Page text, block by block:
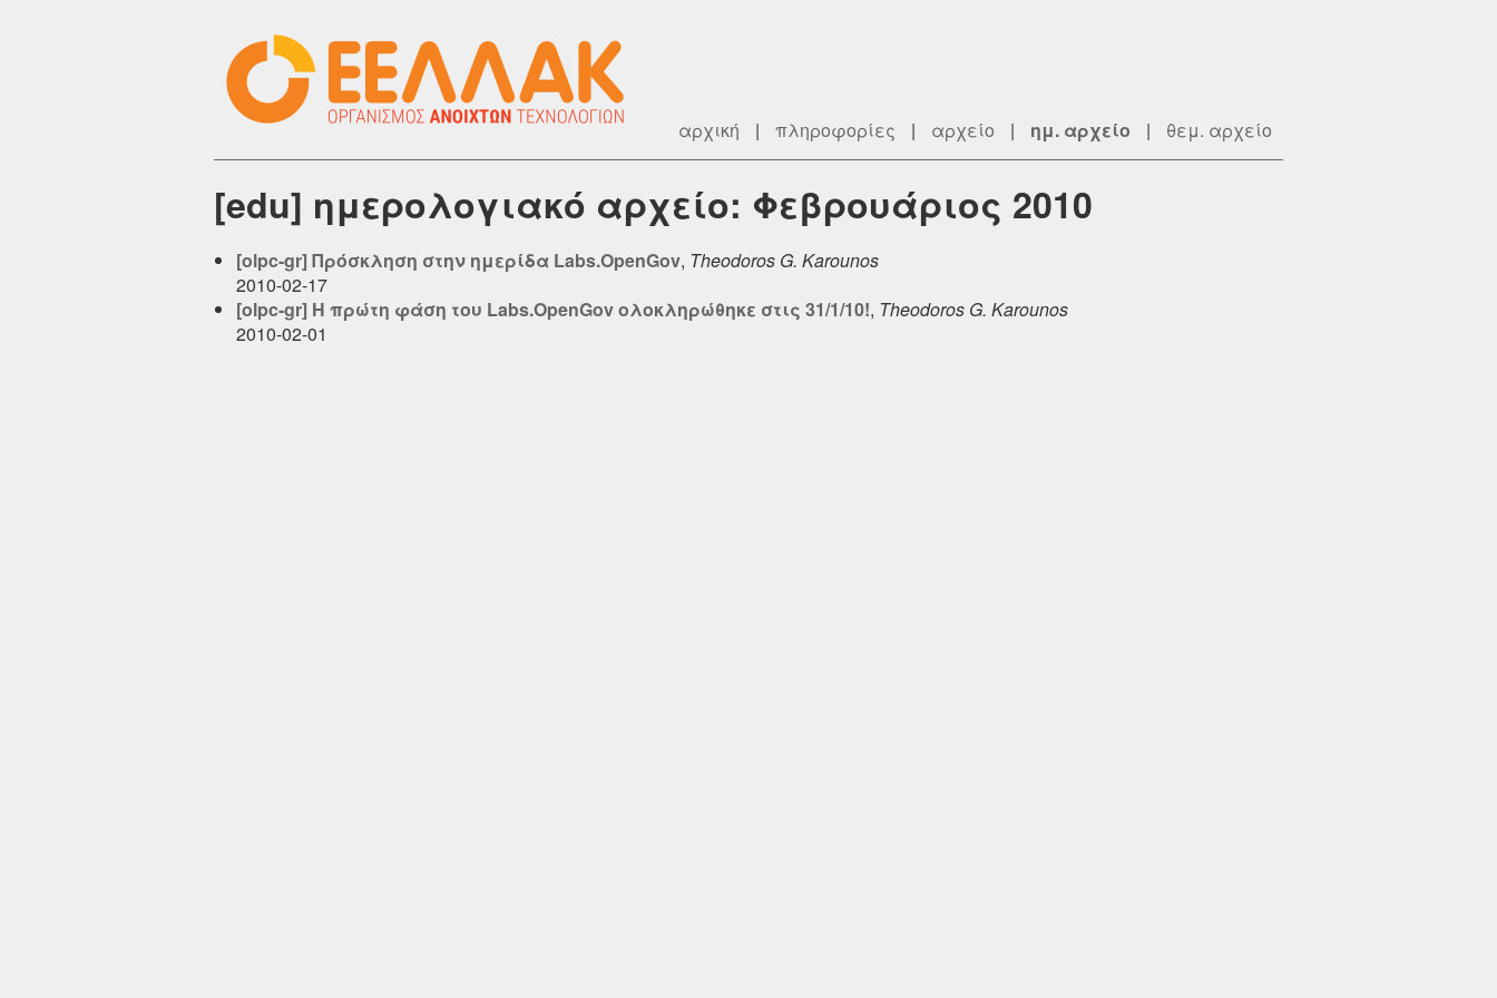
αρχική | πληροφορίες | αρχείο | ημ. αρχείο | θεμ. αρχείο
[edu] ημερολογιακό αρχείο: Φεβρουάριος 2010
[olpc-gr] Πρόσκληση στην ημερίδα Labs.OpenGov, Theodoros G. Karounos
2010-02-17
[olpc-gr] Η πρώτη φάση του Labs.OpenGov ολοκληρώθηκε στις 31/1/10!, Theodoros G. Karounos
2010-02-01